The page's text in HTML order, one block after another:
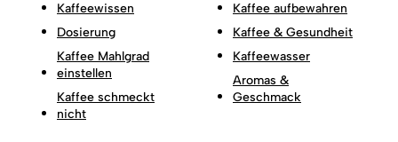
Kaffeewissen
Dosierung
Kaffee Mahlgrad
einstellen
Kaffee schmeckt
nicht
Kaffee aufbewahren
Kaffee & Gesundheit
Kaffeewasser
Aromas &
Geschmack